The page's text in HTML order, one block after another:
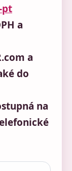
pt
a
a
do
na